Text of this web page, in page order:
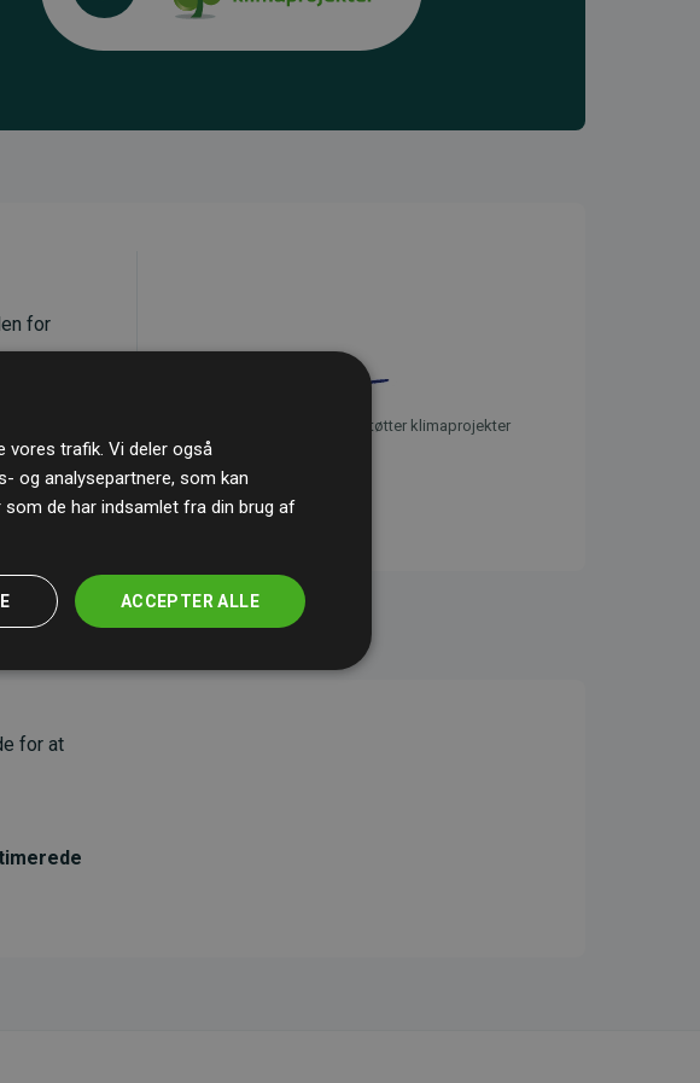
for
så
kvalitet
initiativet Websites, der støtter klimaprojekter
for at
vores trafik. Vi deler også
og analysepartnere, som kan
som de har indsamlet fra din brug af
ACCEPTER ALLE